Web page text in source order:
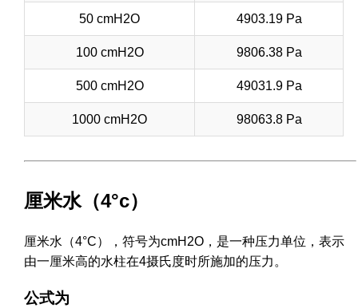
50 cmH2O 4903.19 Pa
100 cmH2O 9806.38 Pa
500 cmH2O 49031.9 Pa
1000 cmH2O 98063.8 Pa
厘米水（4°c）
厘米水（4°C），符号为cmH2O，是一种压力单位，表示
由一厘米高的水柱在4摄氏度时所施加的压力。
公式为